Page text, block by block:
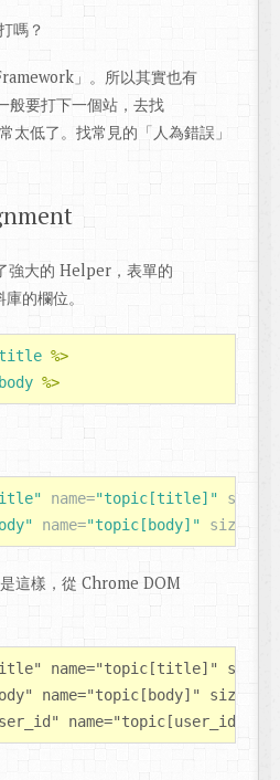
嗎？
」。所以其實也有
般要打下一個站，去找
太低了。找常見的「人為錯誤」
強大的 Helper，表單的
的欄位。
%>
%>
name="topic[title]" size=
name="topic[body]" size=
這樣，從 Chrome DOM
name="topic[title]"
name="topic[body]"